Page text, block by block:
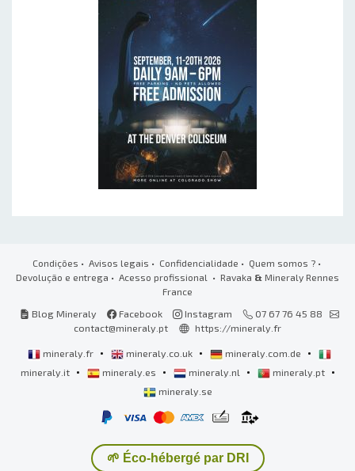
Condições • Avisos legais • Confidencialidade • Quem somos ?•
Devolução e entrega • Acesso profissional • Ravaka & Mineraly Rennes
France
Blog Mineraly
Facebook Instagram
07 67 76 45 88
contact@mineraly.pt
https://mineraly.fr
mineraly.fr • mineraly.co.uk • mineraly.com.de •
mineraly.it • mineraly.es • mineraly.nl • mineraly.pt •
mineraly.se
🌱 Éco-hébergé par DRI